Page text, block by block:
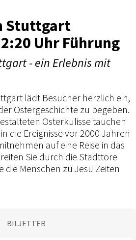
Stuttgart
Uhr Führung
- ein Erlebnis mit
lädt Besucher herzlich ein,
Ostergeschichte zu begeben.
Osterkulisse tauchen
die Ereignisse vor 2000 Jahren
auf eine Reise in das
Sie durch die Stadttore
die Menschen zu Jesu Zeiten
BILJETTER